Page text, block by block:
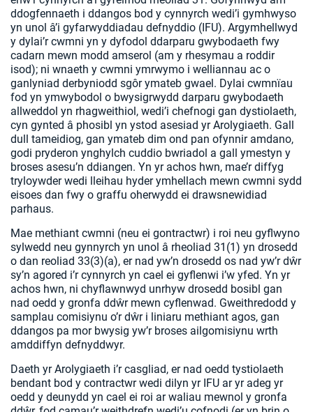
ddogfennaeth i ddangos bod y cynnyrch wedi’i gymhwyso
yn unol â’i gyfarwyddiadau defnyddio (IFU). Argymhellwyd
y dylai’r cwmni yn y dyfodol ddarparu gwybodaeth fwy
cadarn mewn modd amserol (am y rhesymau a roddir
isod); ni wnaeth y cwmni ymrwymo i welliannau ac o
ganlyniad derbyniodd sgôr ymateb gwael. Dylai cwmnïau
fod yn ymwybodol o bwysigrwydd darparu gwybodaeth
allweddol yn rhagweithiol, wedi’i chefnogi gan dystiolaeth,
cyn gynted â phosibl yn ystod asesiad yr Arolygiaeth. Gall
dull tameidiog, gan ymateb dim ond pan ofynnir amdano,
godi pryderon ynghylch cuddio bwriadol a gall ymestyn y
broses asesu’n ddiangen. Yn yr achos hwn, mae’r diffyg
tryloywder wedi lleihau hyder ymhellach mewn cwmni sydd
eisoes dan fwy o graffu oherwydd ei drawsnewidiad
parhaus.
Mae methiant cwmni (neu ei gontractwr) i roi neu gyflwyno
sylwedd neu gynnyrch yn unol â rheoliad 31(1) yn drosedd
o dan reoliad 33(3)(a), er nad yw’n drosedd os nad yw’r dŵr
sy’n agored i’r cynnyrch yn cael ei gyflenwi i’w yfed. Yn yr
achos hwn, ni chyflawnwyd unrhyw drosedd bosibl gan
nad oedd y gronfa ddŵr mewn cyflenwad. Gweithredodd y
samplau comisiynu o’r dŵr i liniaru methiant agos, gan
ddangos pa mor bwysig yw’r broses ailgomisiynu wrth
amddiffyn defnyddwyr.
Daeth yr Arolygiaeth i’r casgliad, er nad oedd tystiolaeth
bendant bod y contractwr wedi dilyn yr IFU ar yr adeg yr
oedd y deunydd yn cael ei roi ar waliau mewnol y gronfa